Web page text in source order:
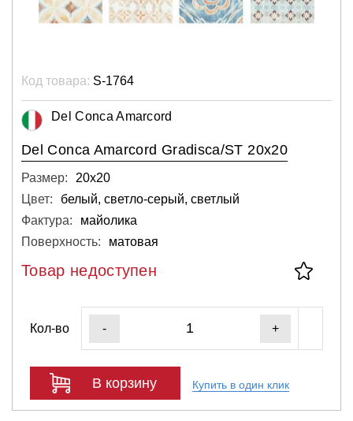
Код товара: S-1764
Del Conca Amarcord
Del Conca Amarcord Gradisca/ST 20x20
Размер:
20х20
Цвет:
белый, светло-серый, светлый
Фактура:
майолика
Поверхность:
матовая
Товар недоступен
Кол-во - +
В корзину Купить в один клик